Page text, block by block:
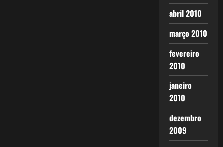
abril 2010
março 2010
fevereiro
2010
janeiro
2010
dezembro
2009